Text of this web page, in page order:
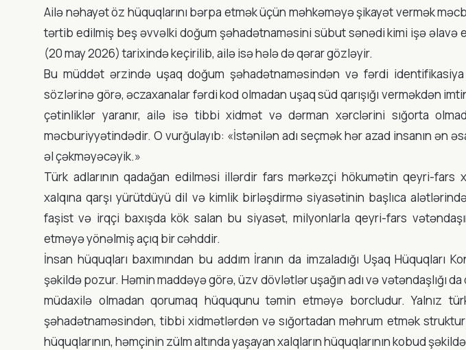
Ailə nəhayət öz hüquqlarını bərpa etmək üçün məhkəməyə şikayət vermək
tərtib edilmiş beş əvvəlki doğum şəhadətnaməsini sübut sənədi kimi işə əlavə
(20 may 2026) tarixində keçirilib, ailə isə hələ də qərar gözləyir.
Bu müddət ərzində uşaq doğum şəhadətnaməsindən və fərdi identifikasiya
sözlərinə görə, əczaxanalar fərdi kod olmadan uşaq süd qarışığı verməkdən
çətinliklər yaranır, ailə isə tibbi xidmət və dərman xərclərini sığorta
məcburiyyətindədir. O vurğulayıb: «İstənilən adı seçmək hər azad insanın ən
əl çəkməyəcəyik.»
Türk adlarının qadağan edilməsi illərdir fars mərkəzçi hökumətin qeyri-fars
xalqına qarşı yürütdüyü dil və kimlik birləşdirmə siyasətinin başlıca
faşist və irqçi baxışda kök salan bu siyasət, milyonlarla qeyri-fars
etməyə yönəlmiş açıq bir cəhddir.
İnsan hüquqları baxımından bu addım İranın da imzaladığı Uşaq Hüquqları
şəkildə pozur. Həmin maddəyə görə, üzv dövlətlər uşağın adı və vətəndaşlığı
müdaxilə olmadan qorumaq hüququnu təmin etməyə borcludur. Yalnız
şəhadətnaməsindən, tibbi xidmətlərdən və sığortadan məhrum etmək struktur
hüquqlarının, həmçinin zülm altında yaşayan xalqların hüquqlarının kobud